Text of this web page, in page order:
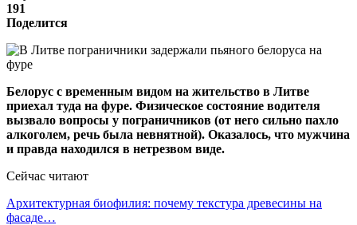
191
Поделится
Белорус с временным видом на жительство в Литве
приехал туда на фуре. Физическое состояние водителя
вызвало вопросы у пограничников (от него сильно пахло
алкоголем, речь была невнятной). Оказалось, что мужчина
и правда находился в нетрезвом виде.
Сейчас читают
Архитектурная биофилия: почему текстура древесины на
фасаде…